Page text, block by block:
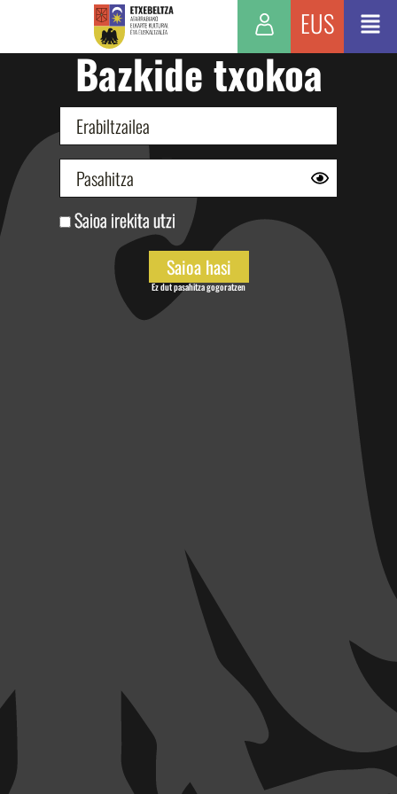
EUS
Bazkide txokoa
Saioa irekita utzi
Ez dut pasahitza gogoratzen